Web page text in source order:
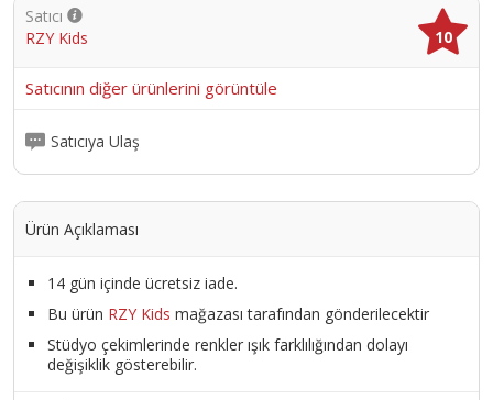
Satıcı
RZY Kids
10
Satıcının diğer ürünlerini görüntüle
Satıcıya Ulaş
Ürün Açıklaması
14 gün içinde ücretsiz iade.
Bu ürün RZY Kids mağazası tarafından gönderilecektir
Stüdyo çekimlerinde renkler ışık farklılığından dolayı
değişiklik gösterebilir.